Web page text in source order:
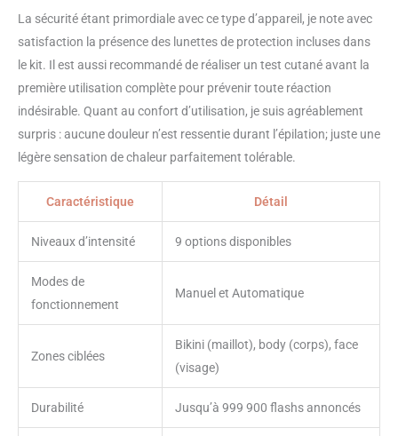
𝐬𝐮𝐩é𝐫𝐢𝐞𝐮𝐫𝐞, le 𝐦𝐞𝐧𝐭𝐨𝐧, le 𝐯𝐢𝐬𝐚𝐠𝐞 et
les 𝐚𝐢𝐬𝐬𝐞𝐥𝐥𝐞𝐬 et d'un mode manuel
(flash unique) pour le 𝐝𝐨𝐬, la
𝐩𝐨𝐢𝐭𝐫𝐢𝐧𝐞, le 𝐯𝐞𝐧𝐭𝐫𝐞, les 𝐛𝐫𝐚𝐬 et les
𝐣𝐚𝐦𝐛𝐞𝐬. NE convient PAS pour
La sécurité étant primordiale avec ce type d’appareil, je note avec
satisfaction la présence des lunettes de protection incluses dans
le kit. Il est aussi recommandé de réaliser un test cutané avant la
première utilisation complète pour prévenir toute réaction
indésirable. Quant au confort d’utilisation, je suis agréablement
surpris : aucune douleur n’est ressentie durant l’épilation; juste une
légère sensation de chaleur parfaitement tolérable.
Caractéristique Détail
Niveaux d’intensité 9 options disponibles
Modes de
fonctionnement
Manuel et Automatique
Zones ciblées
Bikini (maillot), body (corps), face
(visage)
Durabilité Jusqu’à 999 900 flashs annoncés